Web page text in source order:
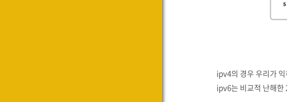
ipv4의 경우 우리가
ipv6는 비교적 난해한